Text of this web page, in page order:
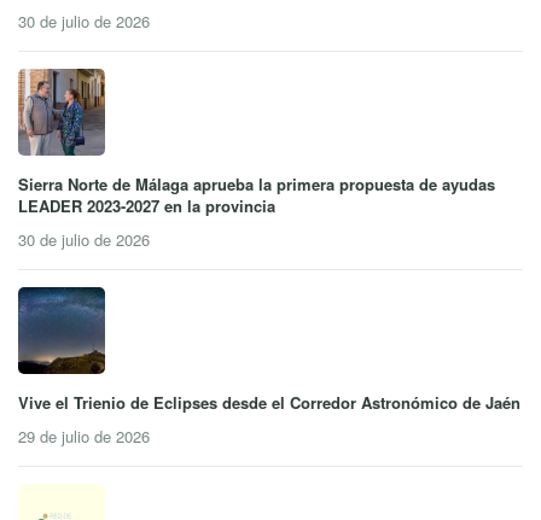
30 de julio de 2026
Sierra Norte de Málaga aprueba la primera propuesta de ayudas
LEADER 2023-2027 en la provincia
30 de julio de 2026
Vive el Trienio de Eclipses desde el Corredor Astronómico de Jaén
29 de julio de 2026